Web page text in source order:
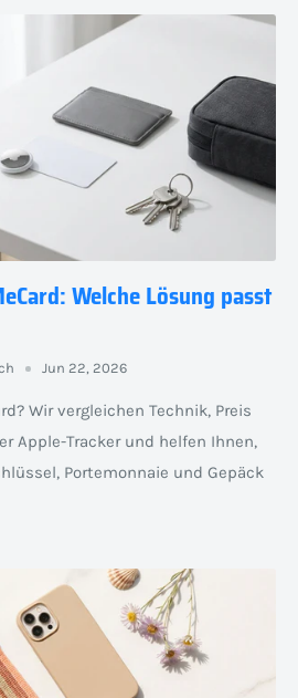
Welche Lösung passt
Jun 22, 2026
Wir vergleichen Technik, Preis
Apple-Tracker und helfen Ihnen,
Portemonnaie und Gepäck